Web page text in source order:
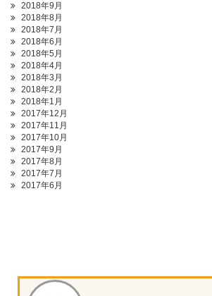
2018年9月
2018年8月
2018年7月
2018年6月
2018年5月
2018年4月
2018年3月
2018年2月
2018年1月
2017年12月
2017年11月
2017年10月
2017年9月
2017年8月
2017年7月
2017年6月